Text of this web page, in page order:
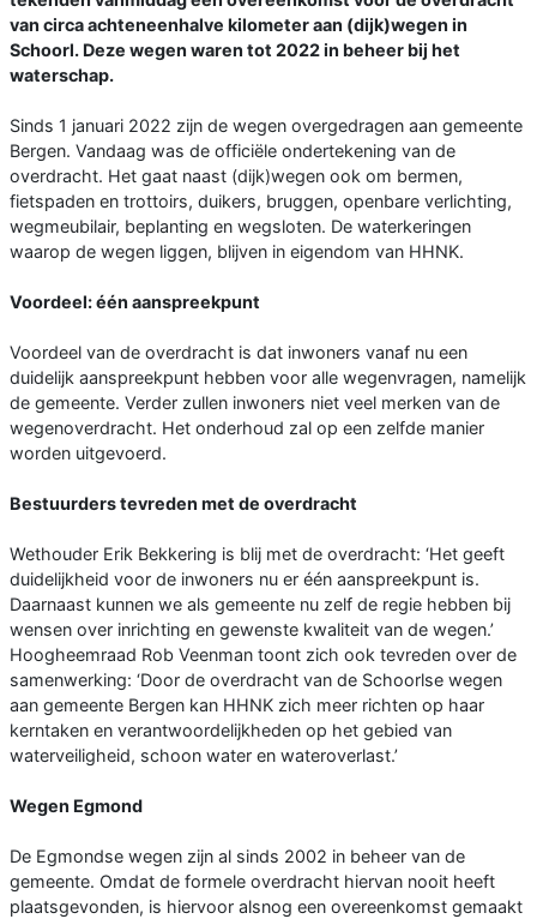
van circa achteneenhalve kilometer aan (dijk)wegen in
Schoorl. Deze wegen waren tot 2022 in beheer bij het
waterschap.
Sinds 1 januari 2022 zijn de wegen overgedragen aan gemeente
Bergen. Vandaag was de officiële ondertekening van de
overdracht. Het gaat naast (dijk)wegen ook om bermen,
fietspaden en trottoirs, duikers, bruggen, openbare verlichting,
wegmeubilair, beplanting en wegsloten. De waterkeringen
waarop de wegen liggen, blijven in eigendom van HHNK.
Voordeel: één aanspreekpunt
Voordeel van de overdracht is dat inwoners vanaf nu een
duidelijk aanspreekpunt hebben voor alle wegenvragen, namelijk
de gemeente. Verder zullen inwoners niet veel merken van de
wegenoverdracht. Het onderhoud zal op een zelfde manier
worden uitgevoerd.
Bestuurders tevreden met de overdracht
Wethouder Erik Bekkering is blij met de overdracht: ‘Het geeft
duidelijkheid voor de inwoners nu er één aanspreekpunt is.
Daarnaast kunnen we als gemeente nu zelf de regie hebben bij
wensen over inrichting en gewenste kwaliteit van de wegen.’
Hoogheemraad Rob Veenman toont zich ook tevreden over de
samenwerking: ‘Door de overdracht van de Schoorlse wegen
aan gemeente Bergen kan HHNK zich meer richten op haar
kerntaken en verantwoordelijkheden op het gebied van
waterveiligheid, schoon water en wateroverlast.’
Wegen Egmond
De Egmondse wegen zijn al sinds 2002 in beheer van de
gemeente. Omdat de formele overdracht hiervan nooit heeft
plaatsgevonden, is hiervoor alsnog een overeenkomst gemaakt